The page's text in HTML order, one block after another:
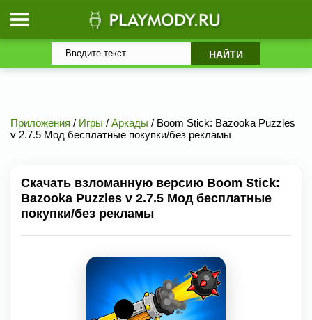
Приложения / Игры / Аркады / Boom Stick: Bazooka Puzzles
v 2.7.5 Мод бесплатные покупки/без рекламы
Скачать взломанную версию Boom Stick:
Bazooka Puzzles v 2.7.5 Мод бесплатные
покупки/без рекламы